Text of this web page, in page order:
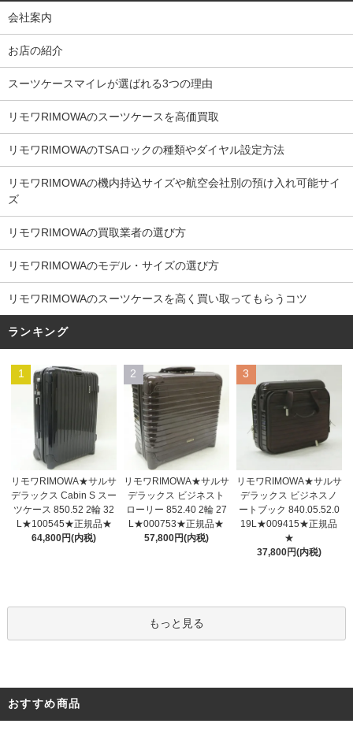
会社案内
お店の紹介
スーツケースマイレが選ばれる3つの理由
リモワRIMOWAのスーツケースを高価買取
リモワRIMOWAのTSAロックの種類やダイヤル設定方法
リモワRIMOWAの機内持込サイズや航空会社別の預け入れ可能サイ
ズ
リモワRIMOWAの買取業者の選び方
リモワRIMOWAのモデル・サイズの選び方
リモワRIMOWAのスーツケースを高く買い取ってもらうコツ
ランキング
1
リモワRIMOWA★サルサ
デラックス Cabin S スー
ツケース 850.52 2輪 32
L★100545★正規品★
64,800円(内税)
2
リモワRIMOWA★サルサ
デラックス ビジネスト
ローリー 852.40 2輪 27
L★000753★正規品★
57,800円(内税)
3
リモワRIMOWA★サルサ
デラックス ビジネスノ
ートブック 840.05.52.0
19L★009415★正規品
★
37,800円(内税)
もっと見る
おすすめ商品